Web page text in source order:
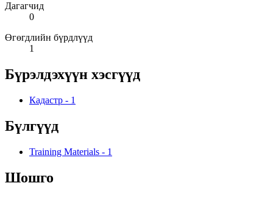
Дагагчид
0
Өгөгдлийн бүрдлүүд
1
Бүрэлдэхүүн хэсгүүд
Кадастр - 1
Бүлгүүд
Training Materials - 1
Шошго